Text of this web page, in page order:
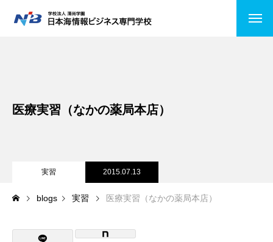
コース紹介
ビジネスITコース
医療事務
公務員受験
医療実習（なかの薬局本店）
実習 2015.07.13
blogs 実習 医療実習（なかの薬局本店）